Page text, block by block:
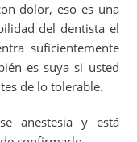
dolor, eso es una
del dentista el
suficientemente
es suya si usted
de lo tolerable.
anestesia y está